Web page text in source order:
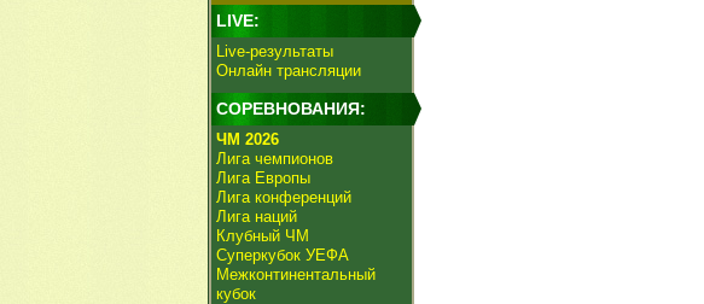
LIVE:
Live-результаты
Онлайн трансляции
СОРЕВНОВАНИЯ:
ЧМ 2026
Лига чемпионов
Лига Европы
Лига конференций
Лига наций
Клубный ЧМ
Суперкубок УЕФА
Межконтинентальный
кубок